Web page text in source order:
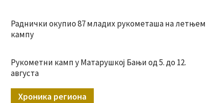
Раднички окупио 87 младих рукометаша на летњем
кампу
Рукометни камп у Матарушкој Бањи од 5. до 12.
августа
Хроника региона